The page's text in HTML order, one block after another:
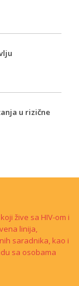
u rizične
žive sa HIV-om i
linija,
saradnika, kao i
sa osobama